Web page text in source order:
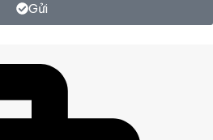
Gửi